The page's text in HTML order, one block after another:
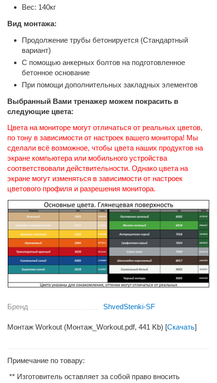
Вес: 140кг
Вид монтажа:
Продолжение трубы бетонируется (Стандартный
вариант)
С помощью анкерных болтов на подготовленное
бетонное основание
При помощи дополнительных закладных элементов
Выбранный Вами тренажер можем покрасить в
следующие цвета:
Цвета на мониторе могут отличаться от реальных цветов,
по тону в зависимости от настроек вашего монитора! Мы
сделали всё возможное, чтобы цвета наших продуктов на
экране компьютера или мобильного устройства
соответствовали действительности. Однако цвета на
экране могут изменяться в зависимости от настроек
цветового профиля и разрешения монитора.
Бренд ShvedStenki-SF
Монтаж Workout (Монтаж_Workout.pdf, 441 Kb) [Скачать]
Примечание по товару:
** Изготовитель оставляет за собой право вносить